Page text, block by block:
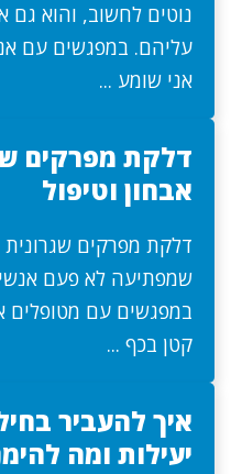
נוטים לחשוב, והוא גם
עליהם. במפגשים עם
אני שומע ...
דלקת מפרקים
אבחון וטיפול
דלקת מפרקים
שמפתיעה לא פעם
במפגשים עם מטופלים
קטן בכף ...
איך להעביר
יעילות ומה